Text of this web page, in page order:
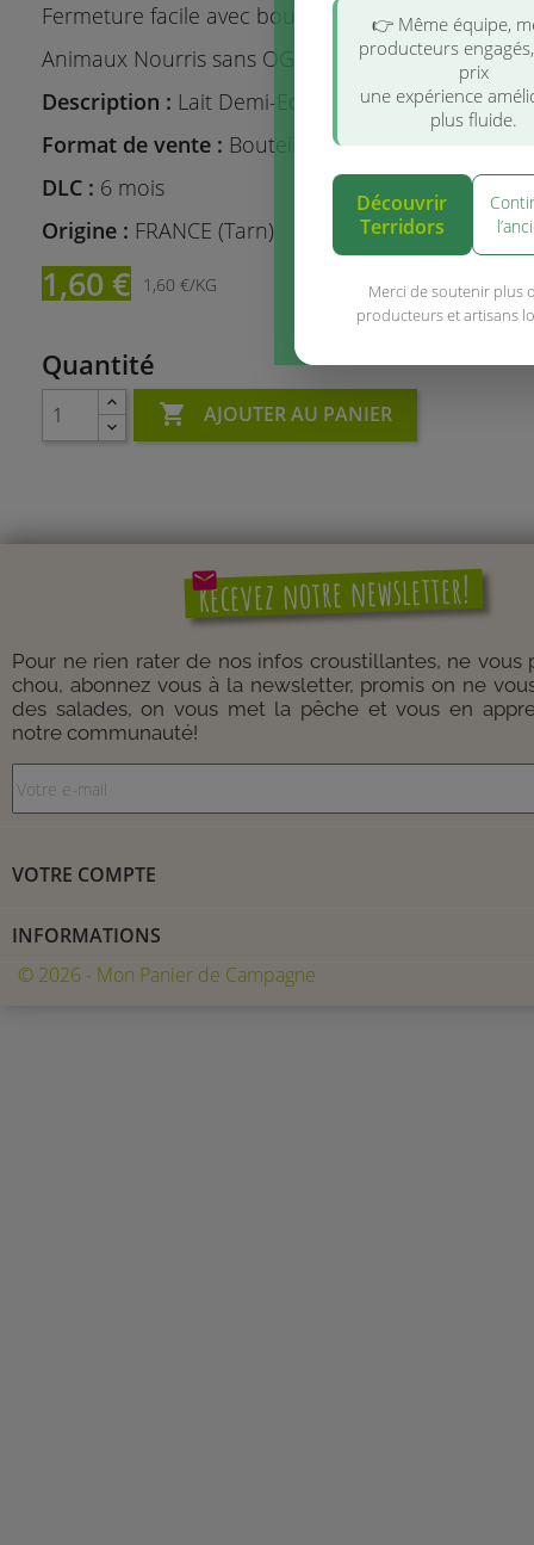
Fermeture facile avec bouchon vissable.
Animaux Nourris sans OGM.
Description : Lait Demi-Ecrémé stérilisé UHT
Format de vente : Bouteille de 1L en carton
DLC : 6 mois
Origine : FRANCE (Tarn)
1,60 € 1,60 €/KG
Quantité
 AJOUTER AU PANIER
mail
Recevez notre newsletter!
Pour ne rien rater de nos infos croustillantes, ne vous
chou, abonnez vous à la newsletter, promis on ne
des salades, on vous met la pêche et vous en
notre communauté!
VOTRE COMPTE
INFORMATIONS
© 2026 - Mon Panier de Campagne
👉 Même équipe,
producteurs
prix
une expérience
plus fluide.
Découvrir
Terridors
Merci de soutenir plus
producteurs et artisans